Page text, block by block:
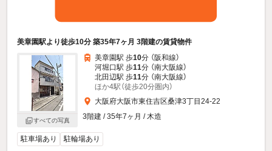
美章園駅より徒歩10分 築35年7ヶ月 3階建の賃貸物件
すべての写真
美章園駅 歩10分 （阪和線）
河堀口駅 歩11分 （南大阪線）
北田辺駅 歩11分 （南大阪線）
ほか4駅（徒歩20分圏内）
大阪府大阪市東住吉区桑津3丁目24-22
3階建 / 35年7ヶ月 / 木造
駐車場あり 駐輪場あり